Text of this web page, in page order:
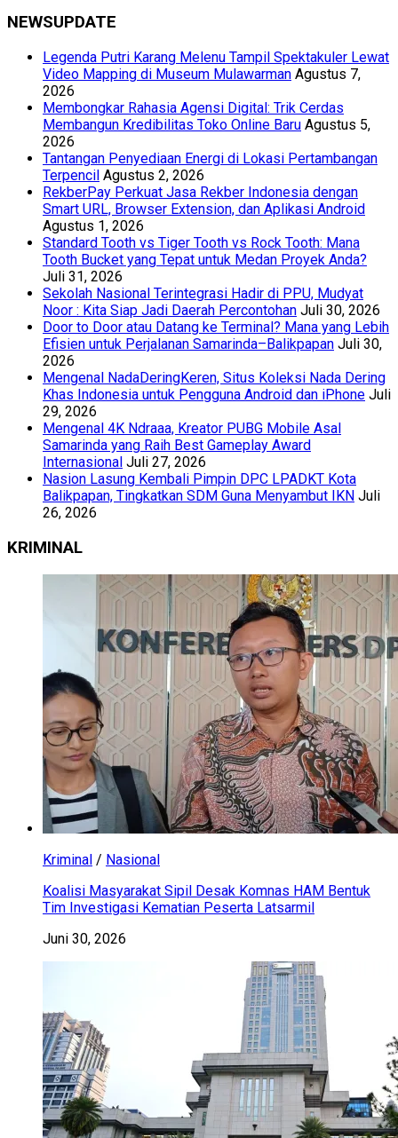
NEWSUPDATE
Legenda Putri Karang Melenu Tampil Spektakuler Lewat
Video Mapping di Museum Mulawarman Agustus 7,
2026
Membongkar Rahasia Agensi Digital: Trik Cerdas
Membangun Kredibilitas Toko Online Baru Agustus 5,
2026
Tantangan Penyediaan Energi di Lokasi Pertambangan
Terpencil Agustus 2, 2026
RekberPay Perkuat Jasa Rekber Indonesia dengan
Smart URL, Browser Extension, dan Aplikasi Android
Agustus 1, 2026
Standard Tooth vs Tiger Tooth vs Rock Tooth: Mana
Tooth Bucket yang Tepat untuk Medan Proyek Anda?
Juli 31, 2026
Sekolah Nasional Terintegrasi Hadir di PPU, Mudyat
Noor : Kita Siap Jadi Daerah Percontohan Juli 30, 2026
Door to Door atau Datang ke Terminal? Mana yang Lebih
Efisien untuk Perjalanan Samarinda–Balikpapan Juli 30,
2026
Mengenal NadaDeringKeren, Situs Koleksi Nada Dering
Khas Indonesia untuk Pengguna Android dan iPhone Juli
29, 2026
Mengenal 4K Ndraaa, Kreator PUBG Mobile Asal
Samarinda yang Raih Best Gameplay Award
Internasional Juli 27, 2026
Nasion Lasung Kembali Pimpin DPC LPADKT Kota
Balikpapan, Tingkatkan SDM Guna Menyambut IKN Juli
26, 2026
KRIMINAL
Kriminal / Nasional
Koalisi Masyarakat Sipil Desak Komnas HAM Bentuk
Tim Investigasi Kematian Peserta Latsarmil
Juni 30, 2026